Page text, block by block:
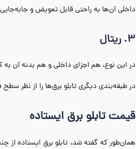
داخلی آن‌ها به راحتی قابل تعویض و
3. ریتال
در این نوع، هم اجزای داخلی و هم بدنه آن
در طبقه‌بندی دیگری تابلو برق‌ها را از نظر
قیمت تابلو برق ایستاده
همان‌طور که گفته شد، تابلو برق ایستاده